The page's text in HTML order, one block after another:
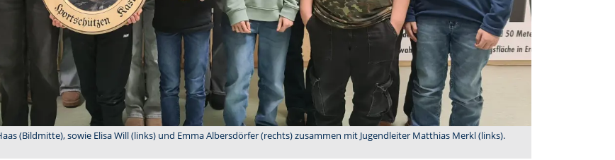
(Bildmitte), sowie Elisa Will (links) und Emma Albersdörfer (rechts) zusammen mit Jugendleiter Matthias Merkl (links).